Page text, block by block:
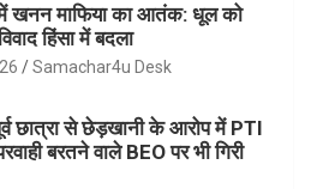
खनन माफिया का आतंक: धूल को
हिंसा में बदला
Samachar4u Desk
छात्रा से छेड़खानी के आरोप में PTI
बरतने वाले BEO पर भी गिरी